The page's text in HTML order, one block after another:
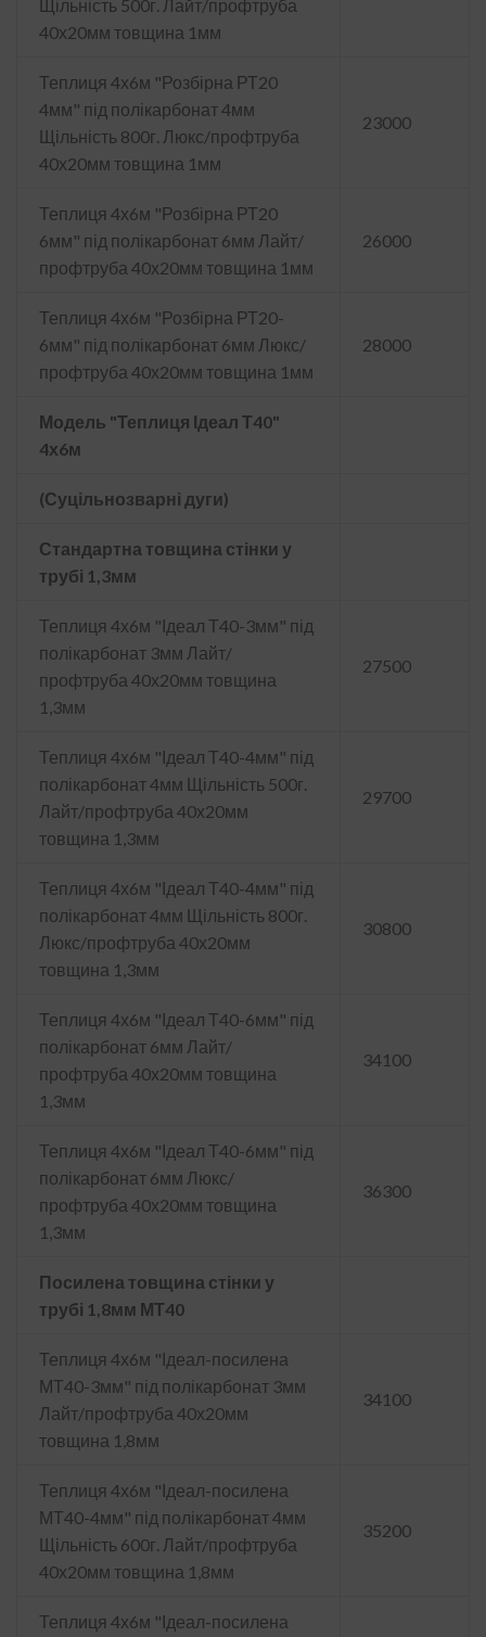
Щільність 500г. Лайт/профтруба
40х20мм товщина 1мм
Теплиця 4х6м "Розбірна РТ20
4мм" під полікарбонат 4мм
Щільність 800г. Люкс/профтруба
40х20мм товщина 1мм
23000
Теплиця 4х6м "Розбірна РТ20
6мм" під полікарбонат 6мм Лайт/
профтруба 40х20мм товщина 1мм
26000
Теплиця 4х6м "Розбірна РТ20-
6мм" під полікарбонат 6мм Люкс/
профтруба 40х20мм товщина 1мм
28000
Модель "Теплиця Ідеал Т40"
4х6м
(Суцільнозварні дуги)
Стандартна товщина стінки у
трубі 1,3мм
Теплиця 4х6м "Ідеал Т40-3мм" під
полікарбонат 3мм Лайт/
профтруба 40х20мм товщина
1,3мм
27500
Теплиця 4х6м "Ідеал Т40-4мм" під
полікарбонат 4мм Щільність 500г.
Лайт/профтруба 40х20мм
товщина 1,3мм
29700
Теплиця 4х6м "Ідеал Т40-4мм" під
полікарбонат 4мм Щільність 800г.
Люкс/профтруба 40х20мм
товщина 1,3мм
30800
Теплиця 4х6м "Ідеал Т40-6мм" під
полікарбонат 6мм Лайт/
профтруба 40х20мм товщина
1,3мм
34100
Теплиця 4х6м "Ідеал Т40-6мм" під
полікарбонат 6мм Люкс/
профтруба 40х20мм товщина
1,3мм
36300
Посилена товщина стінки у
трубі 1,8мм МТ40
Теплиця 4х6м "Ідеал-посилена
МТ40-3мм" під полікарбонат 3мм
Лайт/профтруба 40х20мм
товщина 1,8мм
34100
Теплиця 4х6м "Ідеал-посилена
МТ40-4мм" під полікарбонат 4мм
Щільність 600г. Лайт/профтруба
40х20мм товщина 1,8мм
35200
Теплиця 4х6м "Ідеал-посилена